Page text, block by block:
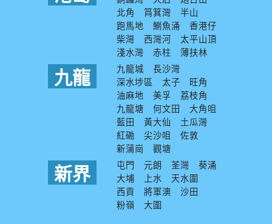
北角
筲箕灣
半山
跑馬地
鰂魚涌
香港仔
柴灣
西灣河
太平山頂
淺水灣
赤柱 薄扶林
九龍 九龍城
長沙灣
深水埗區
太子
旺角
油麻地
美孚
荔枝角
九龍塘
何文田
大角咀
藍田
黃大仙
土瓜灣
紅磡
尖沙咀
佐敦
新蒲崗
觀塘
新界 屯門 元朗 荃灣
葵涌
大埔
上水
天水圍
西貢
將軍澳
沙田
粉嶺
大圍